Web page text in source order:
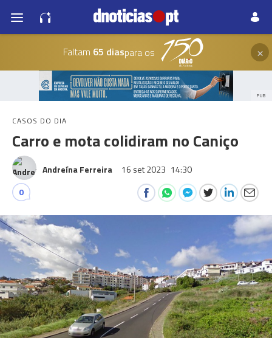
Faltam 65 diaspara os ×
PUB
CASOS DO DIA
Carro e mota colidiram no Caniço
Andreína Ferreira 16 set 2023 14:30
0